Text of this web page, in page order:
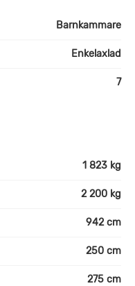
Barnkammare
Enkelaxlad
7
1 823 kg
2 200 kg
942 cm
250 cm
275 cm